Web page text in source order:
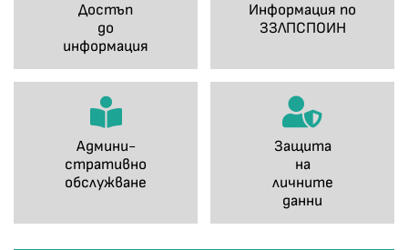
Достъп
до
информация
Информация по
ЗЗЛПСПОИН
Админи-
стративно
обслужване
Защита
на
личните
данни